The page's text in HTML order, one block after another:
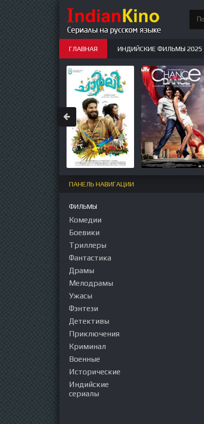
ПАНЕЛЬ НАВИГАЦИИ
ФИЛЬМЫ
Комедии
Боевики
Триллеры
Фантастика
Драмы
Мелодрамы
Ужасы
Фэнтези
Детективы
Приключения
Криминал
Военные
Исторические
Индийские
сериалы
ГЛАВНАЯ ИНДИЙСКИЕ ФИЛЬМЫ 2025
ИНДИЙСКИЕ СЕРИАЛЫ НОВЫЕ